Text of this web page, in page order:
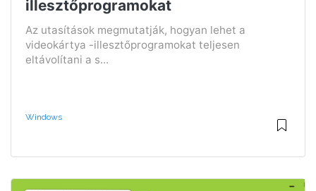
illesztőprogramokat
Az utasítások megmutatják, hogyan lehet a
videokártya -illesztőprogramokat teljesen
eltávolítani a s...
Windows